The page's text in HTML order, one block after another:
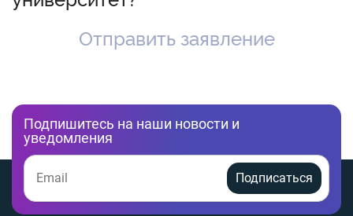
Отправить заявление
Подпишитесь на наши новости и
уведомления
Подписаться